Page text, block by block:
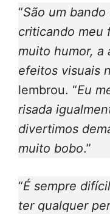
“São um
criticando meu
muito humor, a
efeitos visuais
lembrou. “Eu
risada
divertimos
muito bobo.”
“É sempre
ter qualquer